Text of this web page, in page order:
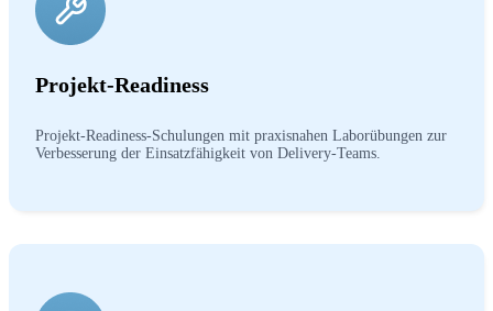
Projekt-Readiness
Projekt-Readiness-Schulungen mit praxisnahen Laborübungen zur
Verbesserung der Einsatzfähigkeit von Delivery-Teams.